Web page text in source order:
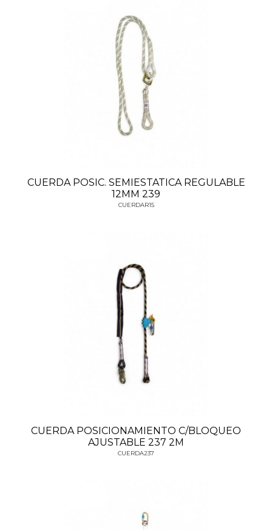
CUERDA POSIC. SEMIESTATICA REGULABLE
12MM 239
CUERDAR15
CUERDA POSICIONAMIENTO C/BLOQUEO
AJUSTABLE 237 2M
CUERDA237